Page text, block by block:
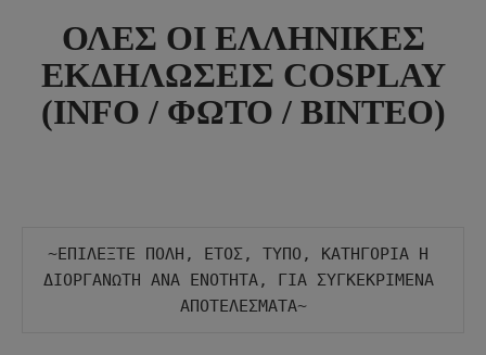
ΟΛΕΣ ΟΙ ΕΛΛΗΝΙΚΕΣ
ΕΚΔΗΛΩΣΕΙΣ COSPLAY
(INFO / ΦΩΤΟ / ΒΙΝΤΕΟ)
~ΕΠΙΛΕΞΤΕ ΠΟΛΗ, ΕΤΟΣ, ΤΥΠΟ, ΚΑΤΗΓΟΡΙΑ Η
ΔΙΟΡΓΑΝΩΤΗ ΑΝΑ ΕΝΟΤΗΤΑ, ΓΙΑ ΣΥΓΚΕΚΡΙΜΕΝΑ
ΑΠΟΤΕΛΕΣΜΑΤΑ~